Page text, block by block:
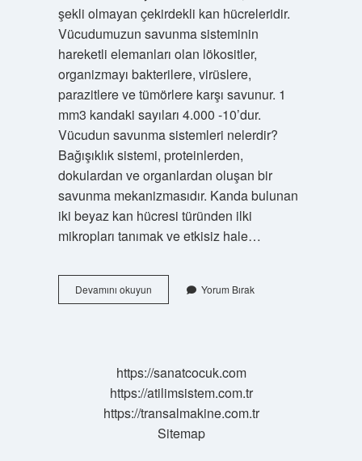
şekli olmayan çekirdekli kan hücreleridir.
Vücudumuzun savunma sisteminin
hareketli elemanları olan lökositler,
organizmayı bakterilere, virüslere,
parazitlere ve tümörlere karşı savunur. 1
mm3 kandaki sayıları 4.000 -10’dur.
Vücudun savunma sistemleri nelerdir?
Bağışıklık sistemi, proteinlerden,
dokulardan ve organlardan oluşan bir
savunma mekanizmasıdır. Kanda bulunan
iki beyaz kan hücresi türünden ilki
mikropları tanımak ve etkisiz hale…
Devamını okuyunVücudun
Savunma
Yorum Bırak
https://sanatcocuk.com
https://atilimsistem.com.tr
https://transalmakine.com.tr
Sitemap